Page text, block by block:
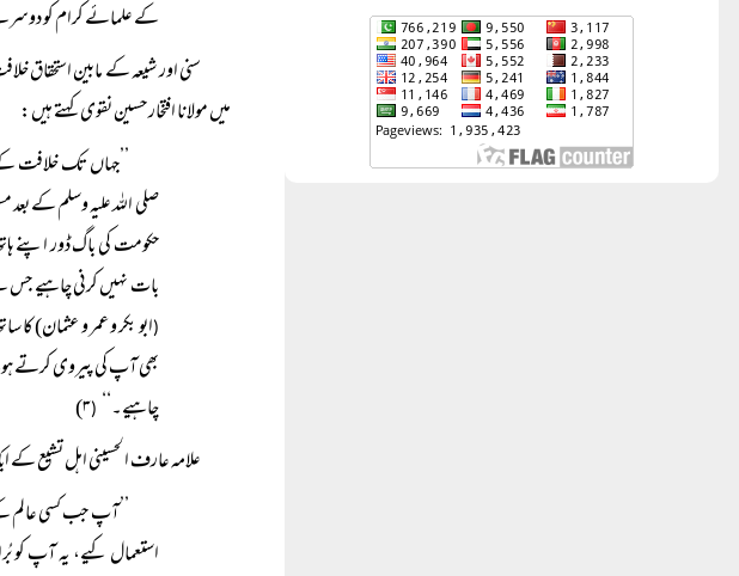
کے علمائے کرام کو
سنی اور شیعہ کے مابین استحقاق
میں مولانا افتخار حسین نقوی کہتے ہیں:
’’جہاں تک خلافت
صلی اللہ علیہ وسلم کے
حکومت کی باگ ڈور اپنے
بات نہیں کرنی چاہیے جس
(ابو بکر و عمر و عثمان)
بھی آپ کی پیروی کرتے
چاہیے۔‘‘ (۳)
علامہ عارف الحسینی اہل تشیع
’’آپ جب کسی عالم
استعمال کیے، یہ آپ کو